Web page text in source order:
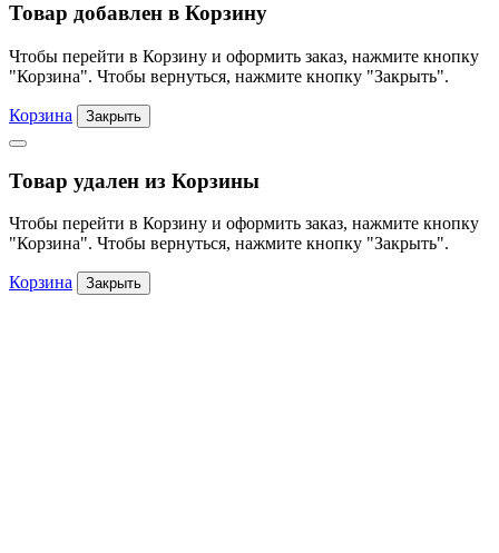
Товар добавлен в Корзину
Чтобы перейти в Корзину и оформить заказ, нажмите кнопку
"Корзина". Чтобы вернуться, нажмите кнопку "Закрыть".
Корзина Закрыть
Товар удален из Корзины
Чтобы перейти в Корзину и оформить заказ, нажмите кнопку
"Корзина". Чтобы вернуться, нажмите кнопку "Закрыть".
Корзина Закрыть